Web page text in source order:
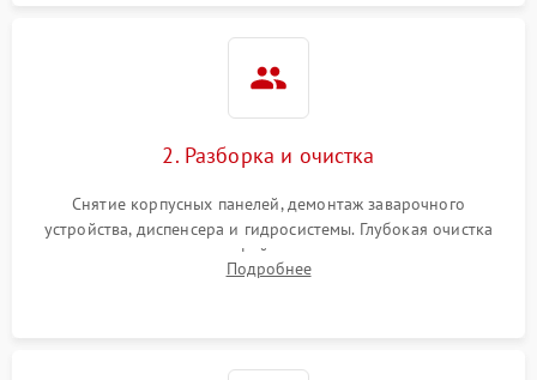
2. Разборка и очистка
Снятие корпусных панелей, демонтаж заварочного
устройства, диспенсера и гидросистемы. Глубокая очистка
внутренних узлов от кофейных масел, жмыха и накипи.
Промывка дренажных каналов и фильтров с использованием
Подробнее